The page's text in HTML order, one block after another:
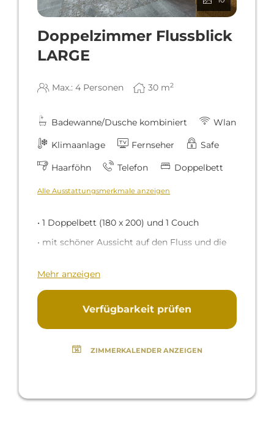
Doppelzimmer Flussblick
LARGE
Max.: 4 Personen 30 m2
Badewanne/Dusche kombiniert Wlan
Klimaanlage Fernseher Safe
Haarföhn Telefon Doppelbett
Alle Ausstattungsmerkmale anzeigen
• 1 Doppelbett (180 x 200) und 1 Couch
• mit schöner Aussicht auf den Fluss und die
Das Zimmer ist geräumig, hell und luftig und
bietet eine traumhafte Aussicht. Die
gemütliche Couch lädt zum Entspannen ein
sorgt aber mit ein paar Extras für
Mehr anzeigen
Verfügbarkeit prüfen
ZIMMERKALENDER ANZEIGEN